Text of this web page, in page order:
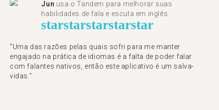
Jun usa o Tandem para melhorar suas
habilidades de fala e escuta em inglês.
starstarstarstarstar
"Uma das razões pelas quais sofri para me manter
engajado na prática de idiomas é a falta de poder falar
com falantes nativos, então este aplicativo é um salva-
vidas."